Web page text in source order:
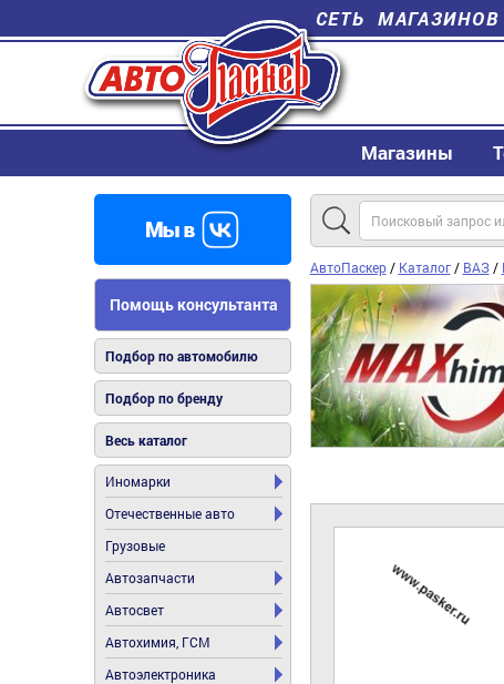
СЕТЬ
Магазины
Помощь консультанта
Подбор по автомобилю
Подбор по бренду
Весь каталог
Иномарки
Отечественные авто
Грузовые
Автозапчасти
Автосвет
Автохимия, ГСМ
Автоэлектроника
АвтоПаскер/ Каталог/ ВАЗ/